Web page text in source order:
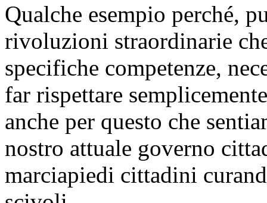
Qualche esempio perché,
rivoluzioni straordinarie
specifiche competenze,
far rispettare
anche per questo che
nostro attuale governo
marciapiedi cittadini